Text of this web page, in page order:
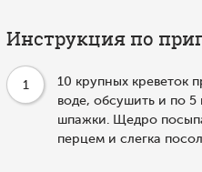
Инструкция по
1
10 крупных креветок
воде, обсушить и по 5
шпажки. Щедро
перцем и слегка